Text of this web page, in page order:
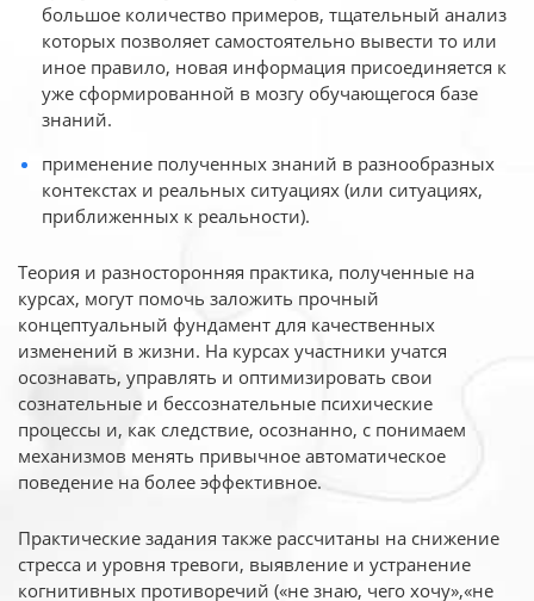
большое количество примеров, тщательный анализ
которых позволяет самостоятельно вывести то или
иное правило, новая информация присоединяется к
уже сформированной в мозгу обучающегося базе
знаний.
применение полученных знаний в разнообразных
контекстах и реальных ситуациях (или ситуациях,
приближенных к реальности).
Теория и разносторонняя практика, полученные на
курсах, могут помочь заложить прочный
концептуальный фундамент для качественных
изменений в жизни. На курсах участники учатся
осознавать, управлять и оптимизировать свои
сознательные и бессознательные психические
процессы и, как следствие, осознанно, с понимаем
механизмов менять привычное автоматическое
поведение на более эффективное.
Практические задания также рассчитаны на снижение
стресса и уровня тревоги, выявление и устранение
когнитивных противоречий («не знаю, чего хочу»,«не